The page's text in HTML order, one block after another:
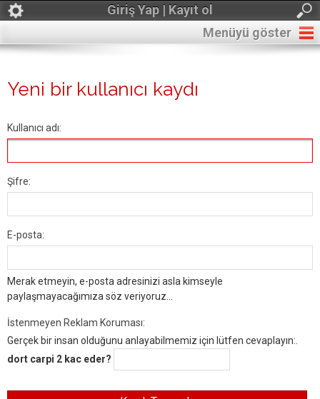
Giriş Yap | Kayıt ol
Menüyü göster
Yeni bir kullanıcı kaydı
Kullanıcı adı:
Şifre:
E-posta:
Merak etmeyin, e-posta adresinizi asla kimseyle
paylaşmayacağımıza söz veriyoruz...
İstenmeyen Reklam Koruması:
Gerçek bir insan olduğunu anlayabilmemiz için lütfen cevaplayın:.
dort carpi 2 kac eder?